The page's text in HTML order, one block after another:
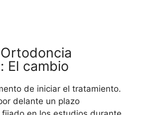
El cambio
de iniciar el tratamiento.
delante un plazo